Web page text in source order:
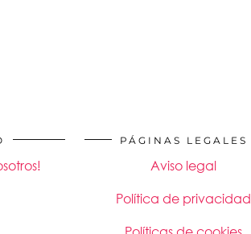
PÁGINAS LEGALES
Aviso legal
Política de privacidad